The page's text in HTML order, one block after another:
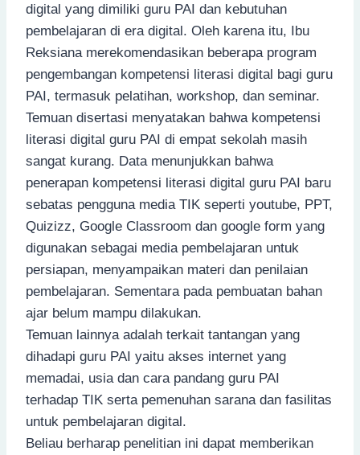
digital yang dimiliki guru PAI dan kebutuhan
pembelajaran di era digital. Oleh karena itu, Ibu
Reksiana merekomendasikan beberapa program
pengembangan kompetensi literasi digital bagi guru
PAI, termasuk pelatihan, workshop, dan seminar.
Temuan disertasi menyatakan bahwa kompetensi
literasi digital guru PAI di empat sekolah masih
sangat kurang. Data menunjukkan bahwa
penerapan kompetensi literasi digital guru PAI baru
sebatas pengguna media TIK seperti youtube, PPT,
Quizizz, Google Classroom dan google form yang
digunakan sebagai media pembelajaran untuk
persiapan, menyampaikan materi dan penilaian
pembelajaran. Sementara pada pembuatan bahan
ajar belum mampu dilakukan.
Temuan lainnya adalah terkait tantangan yang
dihadapi guru PAI yaitu akses internet yang
memadai, usia dan cara pandang guru PAI
terhadap TIK serta pemenuhan sarana dan fasilitas
untuk pembelajaran digital.
Beliau berharap penelitian ini dapat memberikan